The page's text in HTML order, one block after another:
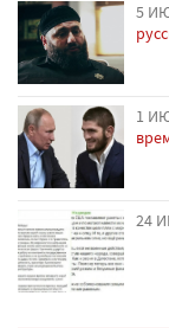
5
1
24